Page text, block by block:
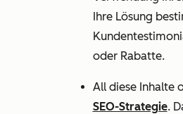
Ihre Lösung
oder Rabatte.
All diese Inhalte
SEO-Strategie.